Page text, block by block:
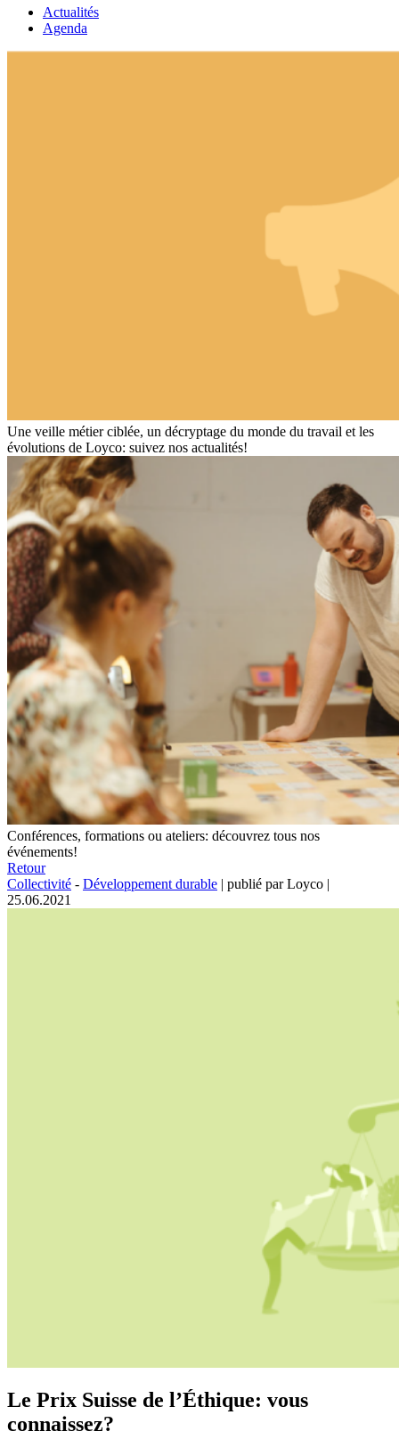
Actualités
Agenda
Une veille métier ciblée, un décryptage du monde du travail et les
évolutions de Loyco: suivez nos actualités!
Conférences, formations ou ateliers: découvrez tous nos
événements!
Retour
Collectivité - Développement durable | publié par Loyco |
25.06.2021
Le Prix Suisse de l’Éthique: vous
connaissez?